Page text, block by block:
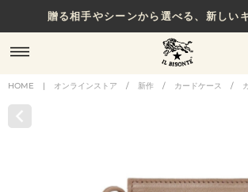
贈る相手やシーンから選べる、新しい
HOME | オンラインストア / 新作 / カードケース /